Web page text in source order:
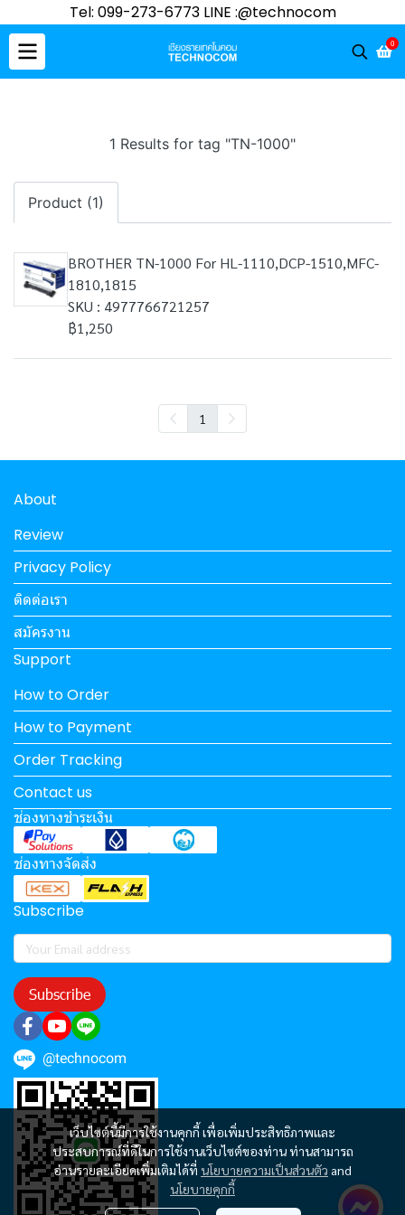
Tel: 099-273-6773 LINE :@technocom
0
1 Results for tag "TN-1000"
Product (1)
BROTHER TN-1000 For HL-1110,DCP-1510,MFC-
1810,1815
SKU : 4977766721257
฿1,250
1
เว็บไซต์นี้มีการใช้งานคุกกี้ เพื่อเพิ่มประสิทธิภาพและ
ประสบการณ์ที่ดีในการใช้งานเว็บไซต์ของท่าน ท่านสามารถ
อ่านรายละเอียดเพิ่มเติมได้ที่ นโยบายความเป็นส่วนตัว and
นโยบายคุกกี้
About
Review
Privacy Policy
ติดต่อเรา
สมัครงาน
Support
How to Order
How to Payment
Order Tracking
Contact us
ช่องทางชำระเงิน
ช่องทางจัดส่ง
Subscribe
Subscribe
@technocom